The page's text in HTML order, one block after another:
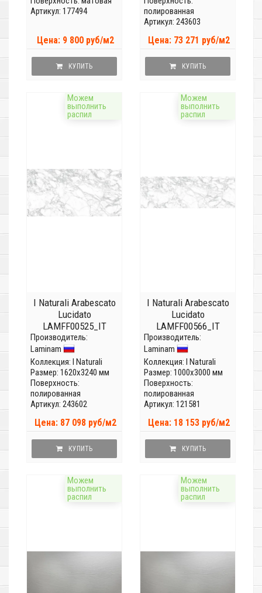
Артикул: 177494
Цена: 9 800 руб/м2
КУПИТЬ
полированная
Артикул: 243603
Цена: 73 271 руб/м2
КУПИТЬ
Можем
выполнить
распил
I Naturali Arabescato
Lucidato
LAMFF00525_IT
(Толщина 12 мм)
Производитель:
Laminam
Коллекция: I Naturali
Размер: 1620x3240 мм
Поверхность:
полированная
Артикул: 243602
Цена: 87 098 руб/м2
КУПИТЬ
Можем
выполнить
распил
I Naturali Arabescato
Lucidato
LAMFF00566_IT
(Толщина 5,6мм)
Производитель:
Laminam
Коллекция: I Naturali
Размер: 1000x3000 мм
Поверхность:
полированная
Артикул: 121581
Цена: 18 153 руб/м2
КУПИТЬ
Можем
выполнить
распил
Можем
выполнить
распил